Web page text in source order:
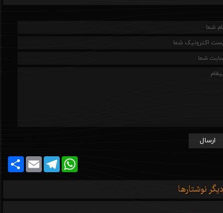
ارسال
نوشتارها
ShareEmail Telegram